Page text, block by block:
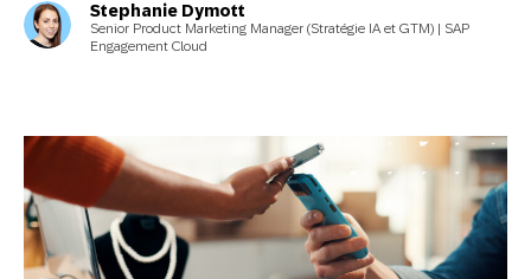
Stephanie Dymott
Senior Product Marketing Manager (Stratégie IA et GTM) | SAP
Engagement Cloud